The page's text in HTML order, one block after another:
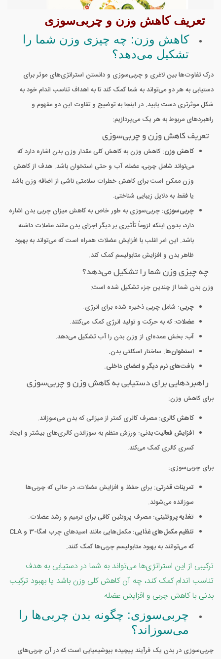
تعریف کاهش وزن و چربی‌سوزی
کاهش وزن: چه چیزی وزن شما را
تشکیل می‌دهد؟
درک تفاوت‌ها بین لاغری و چربی‌سوزی و دانستن استراتژی‌های موثر برای
دستیابی به هر دو می‌تواند به شما کمک کند تا به اهداف تناسب اندام خود به
شکل موثرتری دست یابید. در اینجا به توضیح و تفاوت این دو مفهوم و
راهبردهای مربوط به هر یک می‌پردازیم:
تعریف کاهش وزن و چربی‌سوزی
کاهش وزن: کاهش وزن به کاهش کلی مقدار وزن بدن اشاره دارد که
می‌تواند شامل چربی، عضله، آب و حتی استخوان باشد. هدف از کاهش
وزن ممکن است برای کاهش خطرات سلامتی ناشی از اضافه وزن باشد
یا فقط به دلایل زیبایی شناختی.
چربی‌سوزی: چربی‌سوزی به طور خاص به کاهش میزان چربی بدن اشاره
دارد، بدون اینکه لزوماً تأثیری بر دیگر اجزای بدن مانند عضلات داشته
باشد. این امر اغلب با افزایش عضلات همراه است که می‌تواند به بهبود
ظاهر بدن و افزایش متابولیسم کمک کند.
چه چیزی وزن شما را تشکیل می‌دهد؟
وزن بدن شما از چندین جزء تشکیل شده است:
چربی: شامل چربی ذخیره شده برای انرژی.
عضلات: که به حرکت و تولید انرژی کمک می‌کنند.
آب: بخش عمده‌ای از وزن بدن را آب تشکیل می‌دهد.
استخوان‌ها: ساختار اسکلتی بدن.
بافت‌های نرم دیگر و اعضای داخلی.
راهبردهایی برای دستیابی به کاهش وزن و چربی‌سوزی
برای کاهش وزن:
کاهش کالری: مصرف کالری کمتر از میزانی که بدن می‌سوزاند.
افزایش فعالیت بدنی: ورزش منظم به سوزاندن کالری‌های بیشتر و ایجاد
کسری کالری کمک می‌کند.
برای چربی‌سوزی:
تمرینات قدرتی: برای حفظ و افزایش عضلات، در حالی که چربی‌ها
سوزانده می‌شوند.
تغذیه پروتئینی: مصرف پروتئین کافی برای ترمیم و رشد عضلات.
تنظیم مکمل‌های غذایی
: مکمل‌هایی مانند اسیدهای چرب امگا-3 و CLA
که می‌توانند به بهبود متابولیسم چربی‌ها کمک کنند.
ترکیبی از این استراتژی‌ها می‌تواند به شما در دستیابی به هدف
تناسب اندام کمک کند، چه آن کاهش کلی وزن باشد یا بهبود ترکیب
بدنی با کاهش چربی و افزایش عضله.
چربی‌سوزی: چگونه بدن چربی‌ها را
می‌سوزاند؟
چربی‌سوزی در بدن یک فرآیند پیچیده بیوشیمیایی است که در آن چربی‌های